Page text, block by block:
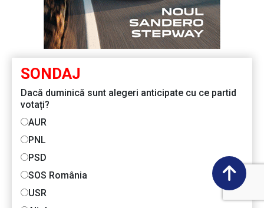
SONDAJ
Dacă duminică sunt alegeri anticipate cu ce partid
votați?
AUR
PNL
PSD
SOS România
USR